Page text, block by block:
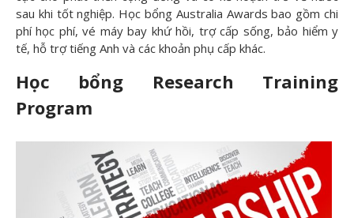
sau khi tốt nghiệp. Học bổng Australia Awards bao gồm chi
phí học phí, vé máy bay khứ hồi, trợ cấp sống, bảo hiểm y
tế, hỗ trợ tiếng Anh và các khoản phụ cấp khác.
Học bổng Research Training
Program